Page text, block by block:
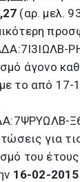
(αρ. μελ.
άγονο
το από 17-
για
του
16-02-